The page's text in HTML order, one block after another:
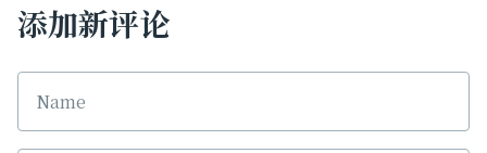
添加新评论